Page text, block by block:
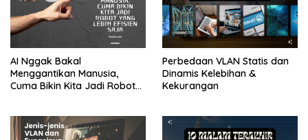
AI Nggak Bakal
Menggantikan Manusia,
Cuma Bikin Kita Jadi Robot
Perbedaan VLAN Statis dan
Dinamis Kelebihan &
Kekurangan